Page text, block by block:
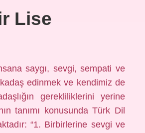
Lise
saygı, sevgi, sempati ve
edinmek ve kendimiz de
gerekliliklerini yerine
tanımı konusunda Türk Dil
“1. Birbirlerine sevgi ve